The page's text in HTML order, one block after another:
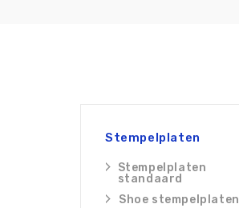
Stempelplaten
Stempelplaten
standaard
Shoe stempelplaten